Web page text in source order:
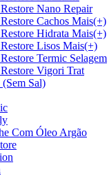
Nano Repair
Cachos Mais(+)
Hidrata Mais(+)
Lisos Mais(+)
Termic Selagem
Vigori Trat
Sal)
Com Óleo Argão